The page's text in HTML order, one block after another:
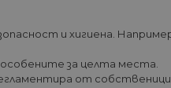
и хигиена.
за целта места.
от
потребителско влизане и
за разграничаване между хората